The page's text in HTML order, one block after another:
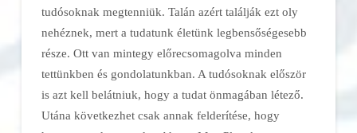
tudósoknak megtenniük. Talán azért találják ezt oly
nehéznek, mert a tudatunk életünk legbensőségesebb
része. Ott van mintegy előrecsomagolva minden
tettünkben és gondolatunkban. A tudósoknak először
is azt kell belátniuk, hogy a tudat önmagában létező.
Utána következhet csak annak felderítése, hogy